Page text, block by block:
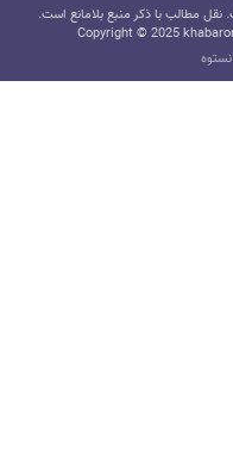
مطالب با ذکر منبع بلامانع است.
Copyright © 2025